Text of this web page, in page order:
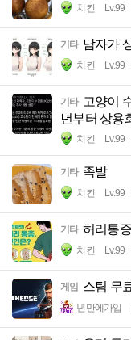
치킨 Lv.99
기타 남자가
치킨 Lv.99
기타 고양이
년부터 상용
치킨 Lv.99
기타 족발
치킨 Lv.99
기타 허리통
치킨 Lv.99
게임 스팀 무
년만에가입